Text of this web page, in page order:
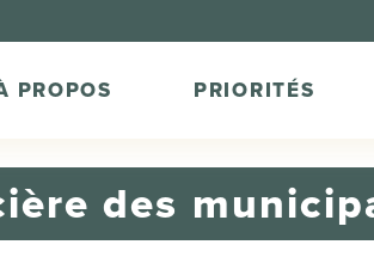
PROPOS PRIORITÉS
des